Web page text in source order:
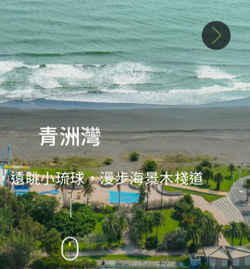
青洲灣
遠眺小琉球，漫步海景木棧道